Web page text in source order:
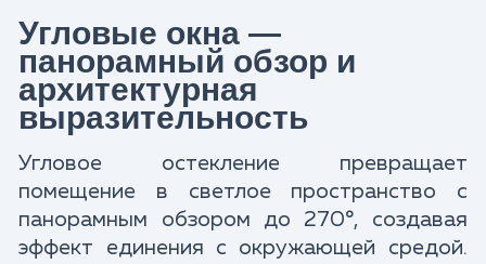
Угловые окна —
панорамный обзор и
архитектурная
выразительность
Угловое остекление превращает
помещение в светлое пространство с
панорамным обзором до 270°, создавая
эффект единения с окружающей средой.